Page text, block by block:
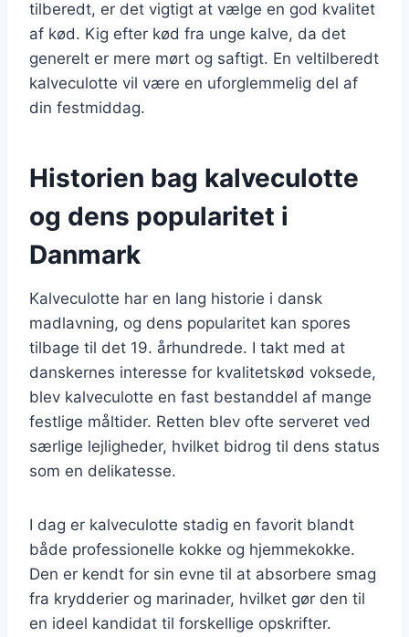
tilberedt, er det vigtigt at vælge en god kvalitet
af kød. Kig efter kød fra unge kalve, da det
generelt er mere mørt og saftigt. En veltilberedt
kalveculotte vil være en uforglemmelig del af
din festmiddag.
Historien bag kalveculotte
og dens popularitet i
Danmark
Kalveculotte har en lang historie i dansk
madlavning, og dens popularitet kan spores
tilbage til det 19. århundrede. I takt med at
danskernes interesse for kvalitetskød voksede,
blev kalveculotte en fast bestanddel af mange
festlige måltider. Retten blev ofte serveret ved
særlige lejligheder, hvilket bidrog til dens status
som en delikatesse.
I dag er kalveculotte stadig en favorit blandt
både professionelle kokke og hjemmekokke.
Den er kendt for sin evne til at absorbere smag
fra krydderier og marinader, hvilket gør den til
en ideel kandidat til forskellige opskrifter.